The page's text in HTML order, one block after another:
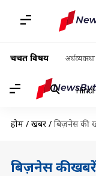
चर्चित विषय
Hindi
होम / खबरें / बिज़नेस की
बिज़नेस की खबरें